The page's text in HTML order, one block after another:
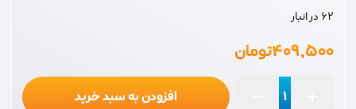
62 در انبار
۴۰۹,۵۰۰تومان
افزودن به سبد خرید